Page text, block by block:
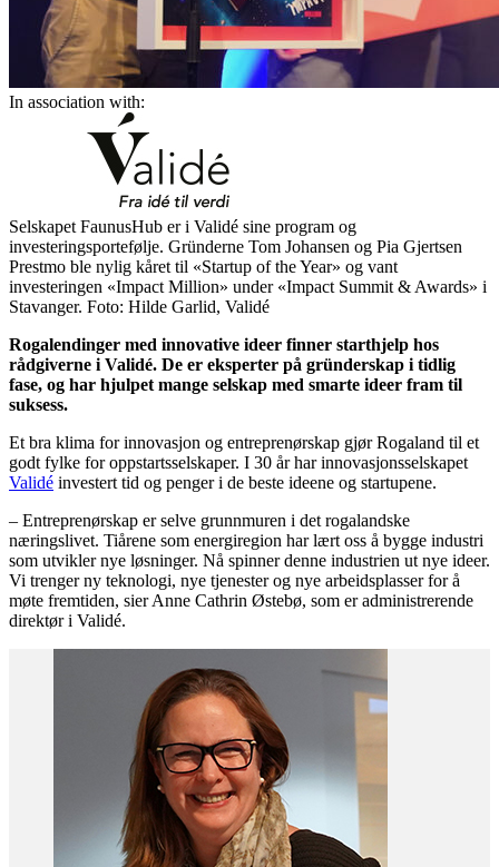
In association with:
Selskapet FaunusHub er i Validé sine program og
investeringsportefølje. Gründerne Tom Johansen og Pia Gjertsen
Prestmo ble nylig kåret til «Startup of the Year» og vant
investeringen «Impact Million» under «Impact Summit & Awards» i
Stavanger. Foto: Hilde Garlid, Validé
Rogalendinger med innovative ideer finner starthjelp hos
rådgiverne i Validé. De er eksperter på gründerskap i tidlig
fase, og har hjulpet mange selskap med smarte ideer fram til
suksess.
Et bra klima for innovasjon og entreprenørskap gjør Rogaland til et
godt fylke for oppstartsselskaper. I 30 år har innovasjonsselskapet
Validé investert tid og penger i de beste ideene og startupene.
– Entreprenørskap er selve grunnmuren i det rogalandske
næringslivet. Tiårene som energiregion har lært oss å bygge industri
som utvikler nye løsninger. Nå spinner denne industrien ut nye ideer.
Vi trenger ny teknologi, nye tjenester og nye arbeidsplasser for å
møte fremtiden, sier Anne Cathrin Østebø, som er administrerende
direktør i Validé.